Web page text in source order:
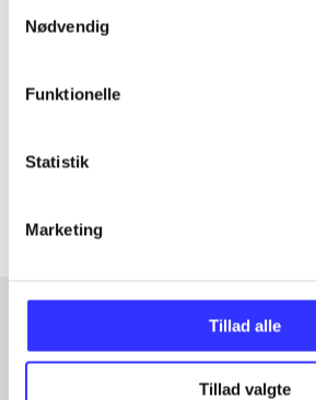
Nødvendig
Funktionelle
Statistik
Marketing
Tillad alle
Tillad valgte
Tidsskrift
Artiklerne i
Artikler med samme emner